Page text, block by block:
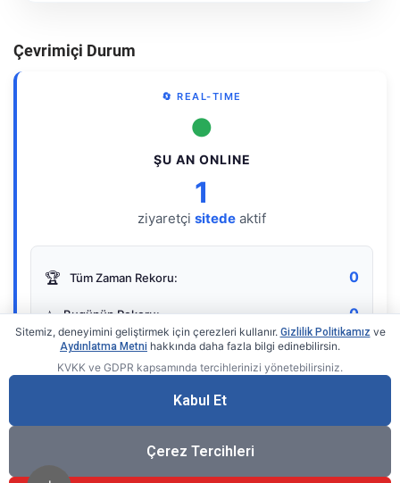
Çevrimiçi Durum
🔄 REAL-TIME
●
ŞU AN ONLINE
1
ziyaretçi sitede aktif
🏆 Tüm Zaman Rekoru: 0
⭐ Bugünün Rekoru: 0
Gerçek zamanlı sayaç
Sitemiz, deneyimini geliştirmek için çerezleri kullanır. Gizlilik Politikamız ve
Aydınlatma Metni hakkında daha fazla bilgi edinebilirsin.
KVKK ve GDPR kapsamında tercihlerinizi yönetebilirsiniz.
Kabul Et
Çerez Tercihleri